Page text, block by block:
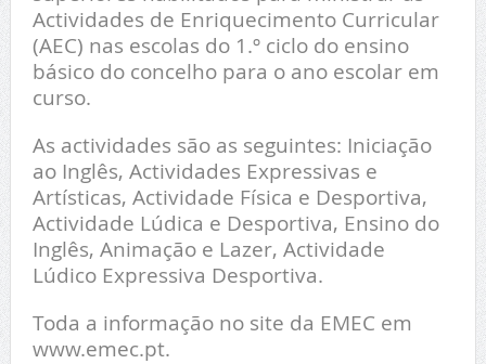
Actividades de Enriquecimento Curricular
(AEC) nas escolas do 1.º ciclo do ensino
básico do concelho para o ano escolar em
curso.
As actividades são as seguintes: Iniciação
ao Inglês, Actividades Expressivas e
Artísticas, Actividade Física e Desportiva,
Actividade Lúdica e Desportiva, Ensino do
Inglês, Animação e Lazer, Actividade
Lúdico Expressiva Desportiva.
Toda a informação no site da EMEC em
www.emec.pt.